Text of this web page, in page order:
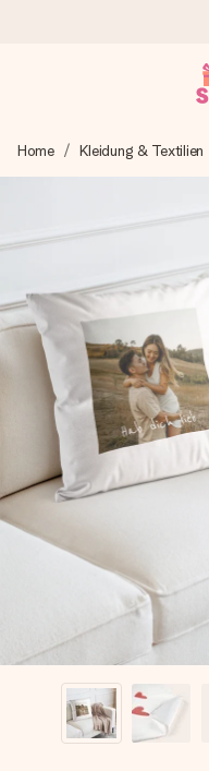
Wir bereiten dein
blitzschnell – damit du
überreichen kannst,
4,7 (basierend
Unsere Geschenke
4,7 bei Google
die wir versenden).
Mit Liebe
Erstelle etwas
ihrem Namen, deinem
Herzen. Kein Stress,
Moment.
Home Kleidung & Textilien